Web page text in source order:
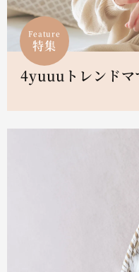
Feature
特集
4yuuuトレンドマ